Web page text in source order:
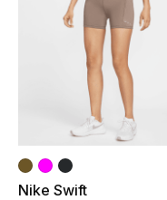
Nike Swift